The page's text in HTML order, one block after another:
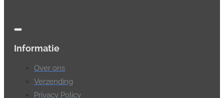
Informatie
Over ons
Verzending
Privacy Policy